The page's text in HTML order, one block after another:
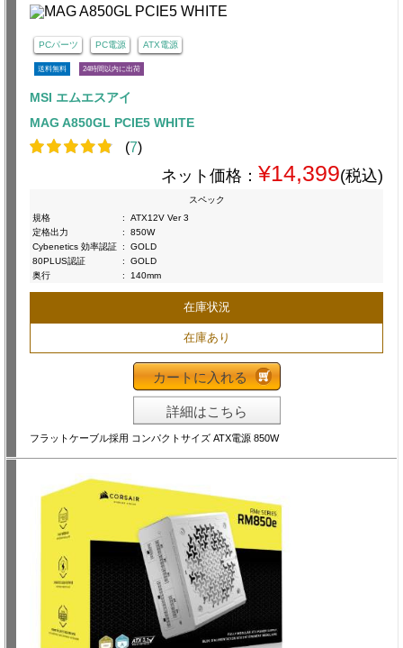
PCパーツ PC電源 ATX電源
送料無料 24時間以内に出荷
MSI エムエスアイ
MAG A850GL PCIE5 WHITE
(7)
ネット価格： ¥14,399(税込)
スペック
規格
:
ATX12V Ver 3
定格出力
:
850W
Cybenetics 効率認証 :
GOLD
80PLUS認証
:
GOLD
奥行
: 140mm
在庫状況
在庫あり
カートに入れる
詳細はこちら
フラットケーブル採用 コンパクトサイズ ATX電源 850W